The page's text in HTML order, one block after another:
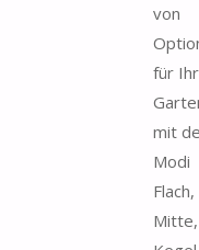
von
für
mit
Modi
Flach,
Mitte,